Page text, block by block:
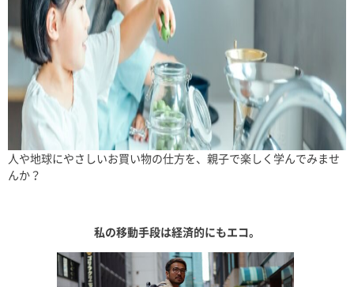
人や地球にやさしいお買い物の仕方を、親子で楽しく学んでみませ
んか？
私の移動手段は経済的にもエコ。